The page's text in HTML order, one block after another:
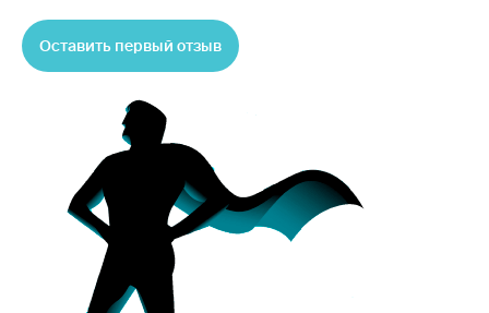
Оставить первый отзыв